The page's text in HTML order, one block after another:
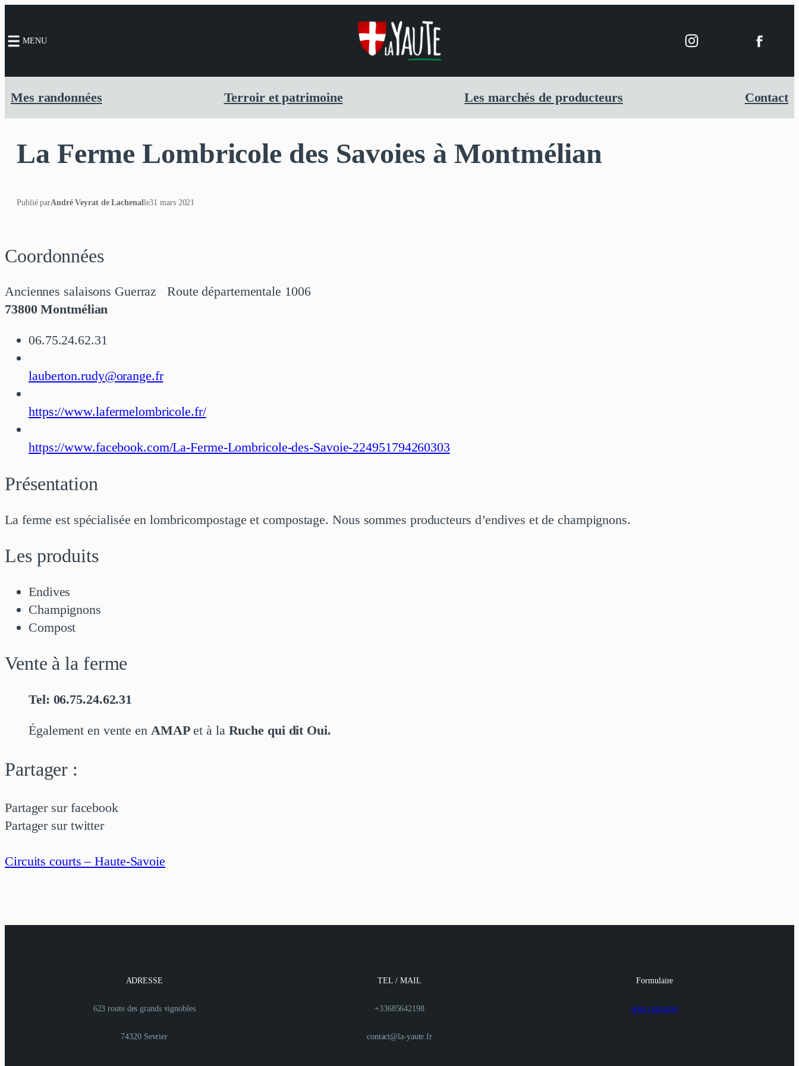
MENU
Mes randonnées Terroir et patrimoine Les marchés de producteurs Contact
La Ferme Lombricole des Savoies à Montmélian
Publié parAndré Veyrat de Lachenalle31 mars 2021
Coordonnées
Anciennes salaisons Guerraz Route départementale 1006
73800 Montmélian
06.75.24.62.31
lauberton.rudy@orange.fr
https://www.lafermelombricole.fr/
https://www.facebook.com/La-Ferme-Lombricole-des-Savoie-224951794260303
Présentation
La ferme est spécialisée en lombricompostage et compostage. Nous sommes producteurs d’endives et de champignons.
Les produits
Endives
Champignons
Compost
Vente à la ferme
Tel: 06.75.24.62.31
Également en vente en AMAPet à la Ruche qui dit Oui.
Partager :
Partager sur facebook
Partager sur twitter
Circuits courts – Haute-Savoie
ADRESSE
623 route des grands vignobles
74320 Sevrier
TEL / MAIL
+33685642198
contact@la-yaute.fr
Formulaire
nous contacter